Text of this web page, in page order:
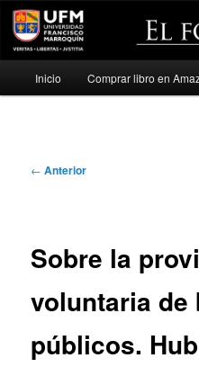
Ir
Inicio Comprar libro en
Navegación
← Anterior
Sobre la
voluntaria de
públicos.